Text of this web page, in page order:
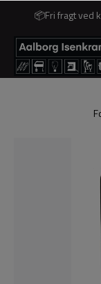
📦Fri fragt ved